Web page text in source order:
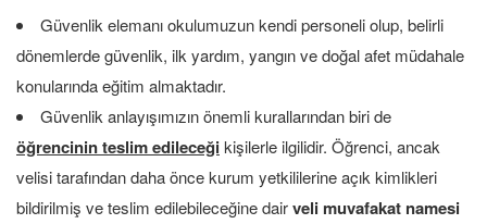
Güvenlik elemanı okulumuzun kendi personeli olup, belirli
dönemlerde güvenlik, ilk yardım, yangın ve doğal afet müdahale
konularında eğitim almaktadır.
Güvenlik anlayışımızın önemli kurallarından biri de
öğrencinin teslim edileceğikişilerle ilgilidir. Öğrenci, ancak
velisi tarafından daha önce kurum yetkililerine açık kimlikleri
bildirilmiş ve teslim edilebileceğine dairveli muvafakat namesi